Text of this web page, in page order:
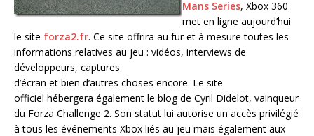
Mans Series, Xbox 360
met en ligne aujourd’hui
le site forza2.fr. Ce site offrira au fur et à mesure toutes les
informations relatives au jeu : vidéos, interviews de
développeurs, captures
d’écran et bien d’autres choses encore. Le site
officiel hébergera également le blog de Cyril Didelot, vainqueur
du Forza Challenge 2. Son statut lui autorise un accès privilégié
à tous les événements Xbox liés au jeu mais également aux